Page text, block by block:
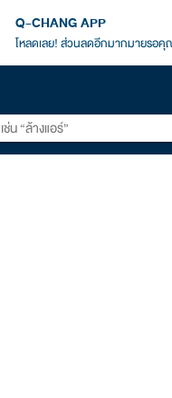
Q-CHANG APP
โหลดเลย! ส่วนลดอีกมากมายรอ